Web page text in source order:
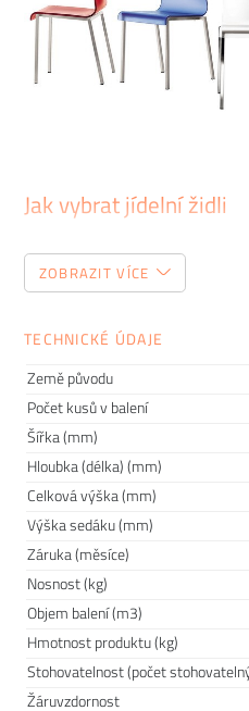
Jak vybrat jídelní židli
Tento zdánlivě jednoduchý
položky, do kterých je dobré
hned po ránu. Proto vám
židli, kterou budete milovat.
ZOBRAZIT VÍCE
TECHNICKÉ ÚDAJE
Země původu
Počet kusů v balení
Šířka (mm)
Hloubka (délka) (mm)
Celková výška (mm)
Výška sedáku (mm)
Záruka (měsíce)
Nosnost (kg)
Objem balení (m3)
Hmotnost produktu (kg)
Stohovatelnost (počet
Žáruvzdornost